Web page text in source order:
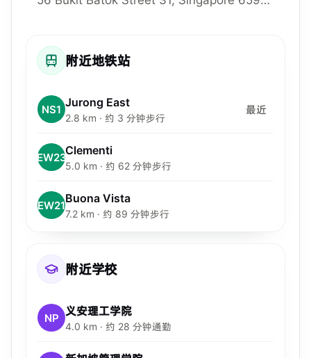
附近地铁站
NS1 Jurong East
2.8 km · 约 3 分钟步行
最近
EW23Clementi
5.0 km · 约 62 分钟步行
EW21Buona Vista
7.2 km · 约 89 分钟步行
附近学校
NP 义安理工学院
4.0 km · 约 28 分钟通勤